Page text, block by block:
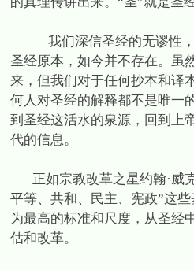
我们深信圣经的无谬性
圣经原本，如今并不存在。虽
来，但我们对于任何抄本和译
何人对圣经的解释都不是唯一
到圣经这活水的泉源，回到上
代的信息。
正如宗教改革之星约翰·威
平等、共和、民主、宪政”这
为最高的标准和尺度，从圣经
估和改革。